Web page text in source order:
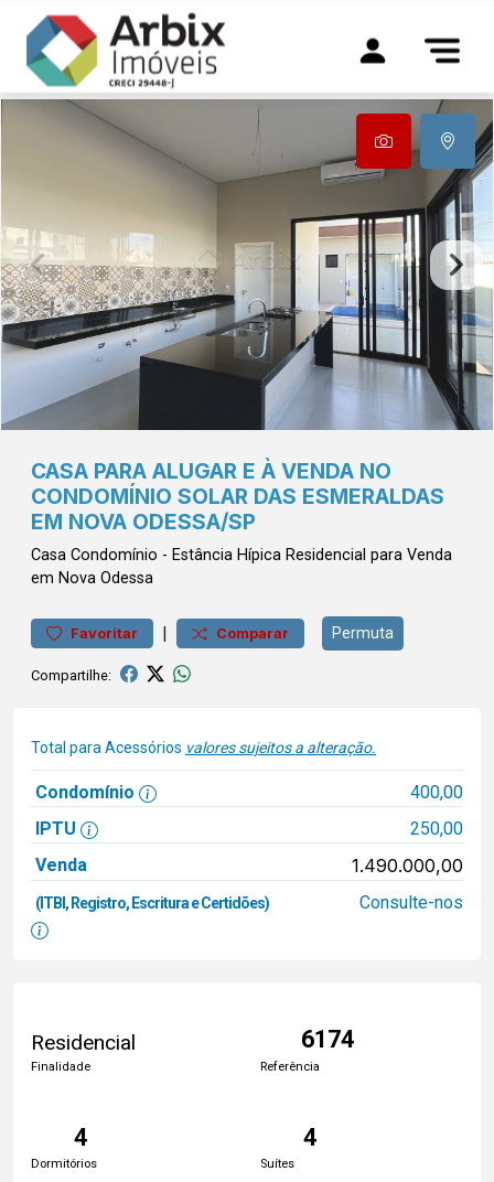
CASA PARA ALUGAR E À VENDA NO
CONDOMÍNIO SOLAR DAS ESMERALDAS
EM NOVA ODESSA/SP
Casa Condomínio - Estância Hípica Residencial para Venda
em Nova Odessa
Favoritar | Comparar Permuta
Compartilhe:
Total para Acessórios valores sujeitos a alteração.
Condomínio
400,00
IPTU
250,00
Venda
1.490.000,00
(ITBI, Registro, Escritura e Certidões) Consulte-nos
Residencial
Finalidade
6174
Referência
4
Dormitórios
4
Suítes